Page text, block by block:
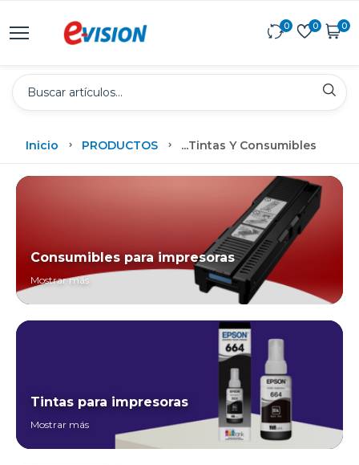
0 0 0
Inicio PRODUCTOS ...Tintas Y Consumibles
Consumibles para impresoras
Mostrar más
Tintas para impresoras
Mostrar más